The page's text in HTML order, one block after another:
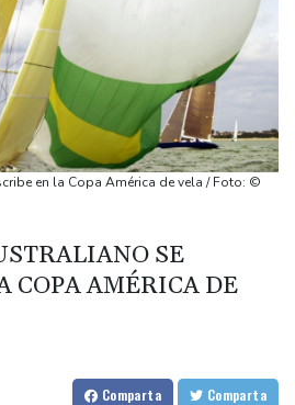
del rapero Tupac Shakur, 30
incendio cerca de Atenas avivado
único partido antiguerra participar en
Thunberg del atletismo", altavoz en el
con una víctima de
de un jefe indígena en
deja 69 muertos y destrucción
en la Copa América de vela / Foto: ©
SE
COPA AMÉRICA DE
Comparta Comparta